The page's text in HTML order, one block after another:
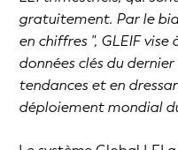
gratuitement. Par le
en chiffres ", GLEIF
données clés du
tendances et en
déploiement mondial